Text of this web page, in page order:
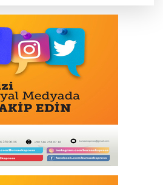
Geliştirilen Süper Otomobil:
zeytin sineğiyle mücadele
ve Arsenal'in Uzun Soluklu
2033'e Kadar Uzadı